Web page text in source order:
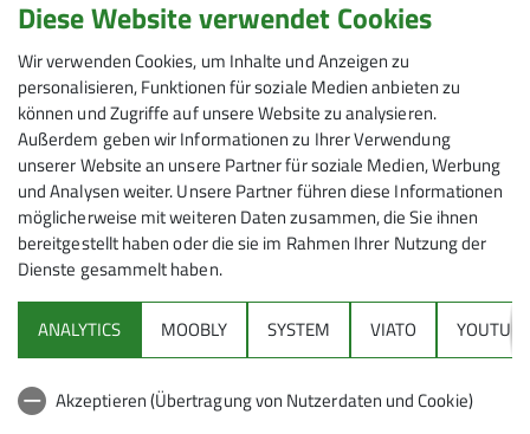
Diese Website verwendet Cookies
Wir verwenden Cookies, um Inhalte und Anzeigen zu
personalisieren, Funktionen für soziale Medien anbieten zu
können und Zugriffe auf unsere Website zu analysieren.
Außerdem geben wir Informationen zu Ihrer Verwendung
unserer Website an unsere Partner für soziale Medien, Werbung
und Analysen weiter. Unsere Partner führen diese Informationen
möglicherweise mit weiteren Daten zusammen, die Sie ihnen
bereitgestellt haben oder die sie im Rahmen Ihrer Nutzung der
Dienste gesammelt haben.
ANALYTICS MOOBLY SYSTEM VIATO
Akzeptieren (Übertragung von Nutzerdaten und Cookie)